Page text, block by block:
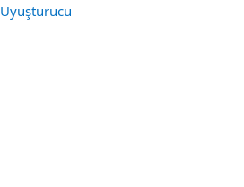
Uyuşturucu